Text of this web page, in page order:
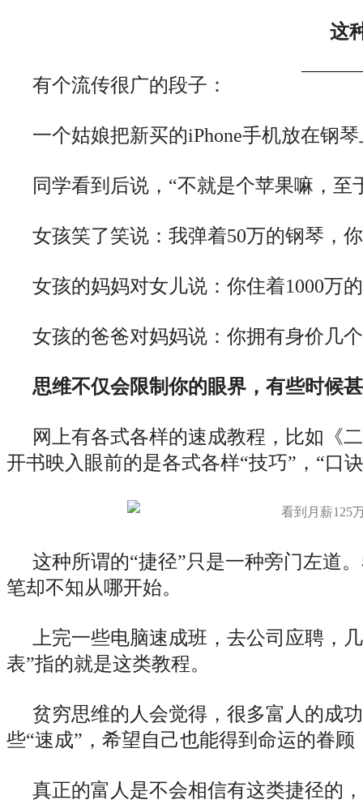
这
有个流传很广的段子：
一个姑娘把新买的iPhone手机放在钢
同学看到后说，“不就是个苹果嘛，至
女孩笑了笑说：我弹着50万的钢琴，
女孩的妈妈对女儿说：你住着1000万
女孩的爸爸对妈妈说：你拥有身价几
思维不仅会限制你的眼界，有些时候
网上有各式各样的速成教程，比如《
开书映入眼前的是各式各样“技巧”，“口
这种所谓的“捷径”只是一种旁门左道
笔却不知从哪开始。
上完一些电脑速成班，去公司应聘，
表”指的就是这类教程。
贫穷思维的人会觉得，很多富人的成
些“速成”，希望自己也能得到命运的眷顾
真正的富人是不会相信有这类捷径的